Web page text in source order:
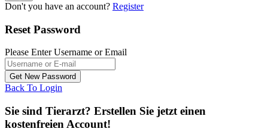
Don't you have an account? Register
Reset Password
Please Enter Username or Email
Back To Login
Sie sind Tierarzt? Erstellen Sie jetzt einen
kostenfreien Account!